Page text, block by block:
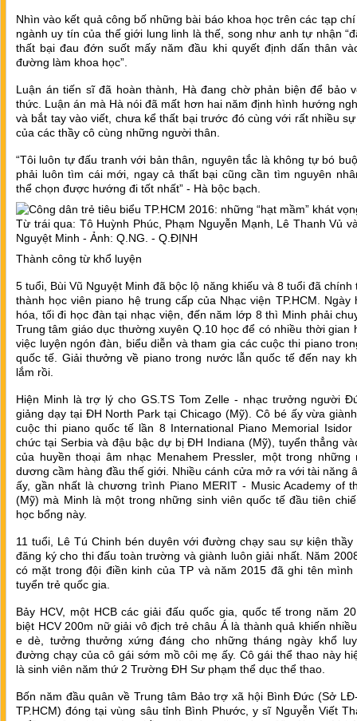
Nhìn vào kết quả công bố những bài báo khoa học trên các tạp
ngành uy tín của thế giới lung linh là thế, song như anh tự nhận
thất bại đau đớn suốt mấy năm đầu khi quyết định dấn thân
đường làm khoa học”.
Luận án tiến sĩ đã hoàn thành, Hà đang chờ phản biện để bảo
thức. Luận án mà Hà nói đã mất hơn hai năm định hình hướng
và bắt tay vào viết, chưa kể thất bại trước đó cùng với rất nhiều
của các thầy cô cùng những người thân.
“Tôi luôn tự đấu tranh với bản thân, nguyên tắc là không tự bó
phải luôn tìm cái mới, ngay cả thất bại cũng cần tìm nguyên
thể chọn được hướng đi tốt nhất” - Hà bộc bạch.
Từ trái qua: Tô Huỳnh Phúc, Phạm Nguyễn Mạnh, Lê Thanh Vủ
Nguyệt Minh - Ảnh: Q.NG. - Q.ĐỊNH
Thành công từ khổ luyện
5 tuổi, Bùi Vũ Nguyệt Minh đã bộc lộ năng khiếu và 8 tuổi đã chính
thành học viên piano hệ trung cấp của Nhạc viện TP.HCM. Ngày
hóa, tối đi học đàn tại nhạc viện, đến năm lớp 8 thì Minh phải
Trung tâm giáo dục thường xuyên Q.10 học để có nhiều thời gian
việc luyện ngón đàn, biểu diễn và tham gia các cuộc thi piano
quốc tế. Giải thưởng về piano trong nước lẫn quốc tế đến nay
lắm rồi.
Hiện Minh là trợ lý cho GS.TS Tom Zelle - nhạc trưởng người
giảng dạy tại ĐH North Park tại Chicago (Mỹ). Cô bé ấy vừa
cuộc thi piano quốc tế lần 8 International Piano Memorial Isidor
chức tại Serbia và đậu bậc dự bị ĐH Indiana (Mỹ), tuyển thẳng
của huyền thoại âm nhạc Menahem Pressler, một trong những
dương cầm hàng đầu thế giới. Nhiều cánh cửa mở ra với tài năng
ấy, gần nhất là chương trình Piano MERIT - Music Academy of
(Mỹ) mà Minh là một trong những sinh viên quốc tế đầu tiên
học bổng này.
11 tuổi, Lê Tú Chinh bén duyên với đường chạy sau sự kiện thầy
đăng ký cho thi đấu toàn trường và giành luôn giải nhất. Năm
có mặt trong đội điền kinh của TP và năm 2015 đã ghi tên mình
tuyển trẻ quốc gia.
Bảy HCV, một HCB các giải đấu quốc gia, quốc tế trong năm
biệt HCV 200m nữ giải vô địch trẻ châu Á là thành quả khiến
e dè, tưởng thưởng xứng đáng cho những tháng ngày khổ
đường chạy của cô gái sớm mồ côi mẹ ấy. Cô gái thể thao này
là sinh viên năm thứ 2 Trường ĐH Sư phạm thể dục thể thao.
Bốn năm đầu quân về Trung tâm Bảo trợ xã hội Bình Đức (Sở
TP.HCM) đóng tại vùng sâu tỉnh Bình Phước, y sĩ Nguyễn Viết